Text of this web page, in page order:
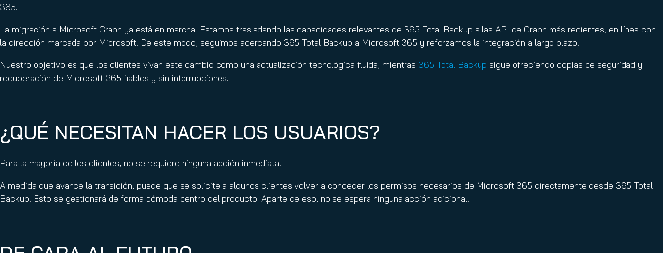
365.
La migración a Microsoft Graph ya está en marcha. Estamos trasladando las capacidades relevantes de 365 Total Backup a las API de Graph más recientes, en línea con
la dirección marcada por Microsoft. De este modo, seguimos acercando 365 Total Backup a Microsoft 365 y reforzamos la integración a largo plazo.
Nuestro objetivo es que los clientes vivan este cambio como una actualización tecnológica fluida, mientras 365 Total Backup sigue ofreciendo copias de seguridad y
recuperación de Microsoft 365 fiables y sin interrupciones.
¿QUÉ NECESITAN HACER LOS USUARIOS?
Para la mayoría de los clientes, no se requiere ninguna acción inmediata.
A medida que avance la transición, puede que se solicite a algunos clientes volver a conceder los permisos necesarios de Microsoft 365 directamente desde 365 Total
Backup. Esto se gestionará de forma cómoda dentro del producto. Aparte de eso, no se espera ninguna acción adicional.